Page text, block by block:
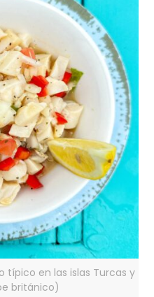
típico en las islas Turcas y
británico)